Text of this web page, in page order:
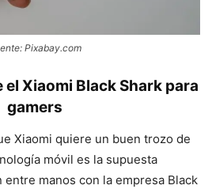
Pixabay.com
Xiaomi Black Shark para
gamers
Xiaomi quiere un buen trozo de
móvil es la supuesta
manos con la empresa Black